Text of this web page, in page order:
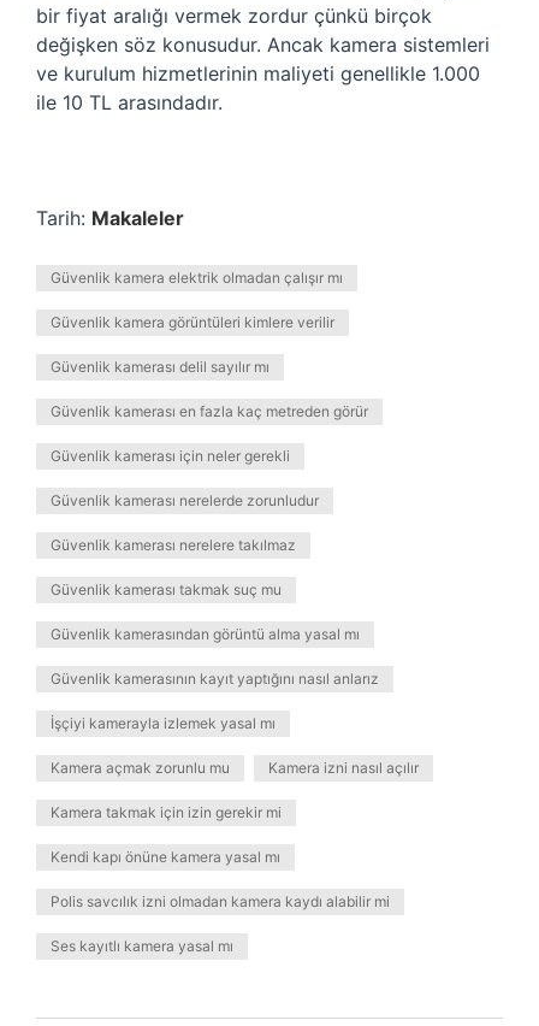
bir fiyat aralığı vermek zordur çünkü birçok
değişken söz konusudur. Ancak kamera sistemleri
ve kurulum hizmetlerinin maliyeti genellikle 1.000
ile 10 TL arasındadır.
Tarih: Makaleler
Güvenlik kamera elektrik olmadan çalışır mı
Güvenlik kamera görüntüleri kimlere verilir
Güvenlik kamerası delil sayılır mı
Güvenlik kamerası en fazla kaç metreden görür
Güvenlik kamerası için neler gerekli
Güvenlik kamerası nerelerde zorunludur
Güvenlik kamerası nerelere takılmaz
Güvenlik kamerası takmak suç mu
Güvenlik kamerasından görüntü alma yasal mı
Güvenlik kamerasının kayıt yaptığını nasıl anlarız
İşçiyi kamerayla izlemek yasal mı
Kamera açmak zorunlu mu Kamera izni nasıl açılır
Kamera takmak için izin gerekir mi
Kendi kapı önüne kamera yasal mı
Polis savcılık izni olmadan kamera kaydı alabilir mi
Ses kayıtlı kamera yasal mı